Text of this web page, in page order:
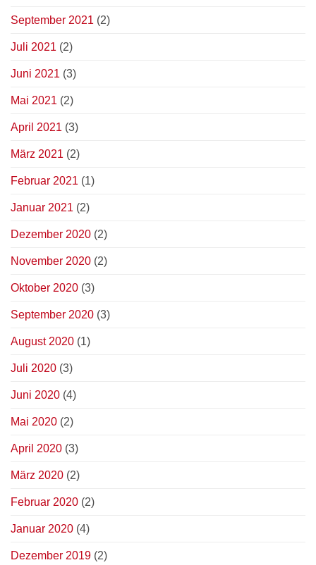
September 2021 (2)
Juli 2021 (2)
Juni 2021 (3)
Mai 2021 (2)
April 2021 (3)
März 2021 (2)
Februar 2021 (1)
Januar 2021 (2)
Dezember 2020 (2)
November 2020 (2)
Oktober 2020 (3)
September 2020 (3)
August 2020 (1)
Juli 2020 (3)
Juni 2020 (4)
Mai 2020 (2)
April 2020 (3)
März 2020 (2)
Februar 2020 (2)
Januar 2020 (4)
Dezember 2019 (2)